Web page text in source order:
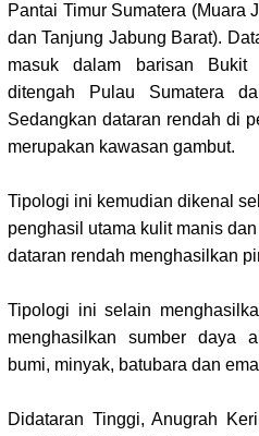
Pantai Timur Sumatera (Muara
dan Tanjung Jabung Barat).
masuk dalam barisan Bukit
ditengah Pulau Sumatera
Sedangkan dataran rendah di
merupakan kawasan gambut.
Tipologi ini kemudian dikenal
penghasil utama kulit manis
dataran rendah menghasilkan
Tipologi ini selain
menghasilkan sumber daya
bumi, minyak, batubara dan
Didataran Tinggi, Anugrah